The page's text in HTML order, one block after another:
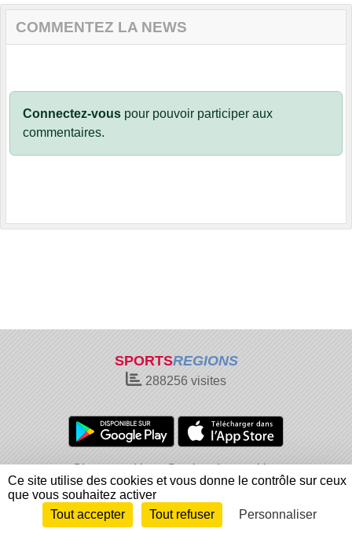
COMMENTEZ LA NEWS
Connectez-vous pour pouvoir participer aux
commentaires.
SPORTSREGIONS
288256 visites
Charte cookies
Gestion des cookies
Informations légales
Signaler un contenu inapproprié
Envie de participer ? Connexion
Ce site utilise des cookies et vous donne le contrôle sur ceux
que vous souhaitez activer
Tout accepter
Tout refuser Personnaliser